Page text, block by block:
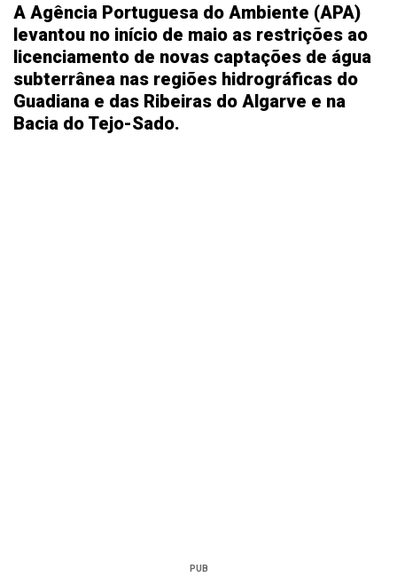
A Agência Portuguesa do Ambiente (APA)
levantou no início de maio as restrições ao
licenciamento de novas captações de água
subterrânea nas regiões hidrográficas do
Guadiana e das Ribeiras do Algarve e na
Bacia do Tejo-Sado.
PUB